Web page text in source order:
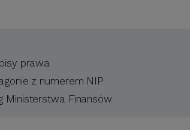
prawa
z numerem NIP
Ministerstwa Finansów